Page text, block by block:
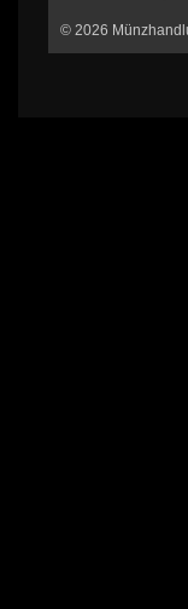
© 2026